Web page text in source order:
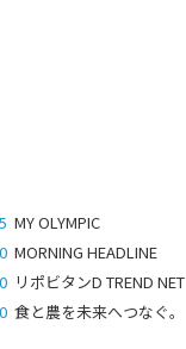
MY OLYMPIC
MORNING HEADLINE
リポビタンD TREND NET
食と農を未来へつなぐ。